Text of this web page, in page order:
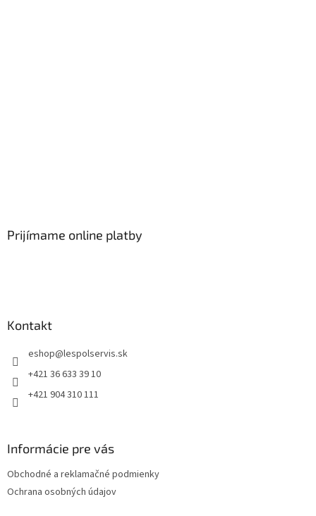
Prijímame online platby
Kontakt
eshop@lespolservis.sk
+421 36 633 39 10
+421 904 310 111
Informácie pre vás
Obchodné a reklamačné podmienky
Ochrana osobných údajov